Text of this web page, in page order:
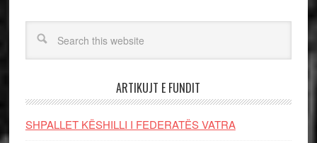
ARTIKUJT E FUNDIT
SHPALLET KËSHILLI I FEDERATËS VATRA